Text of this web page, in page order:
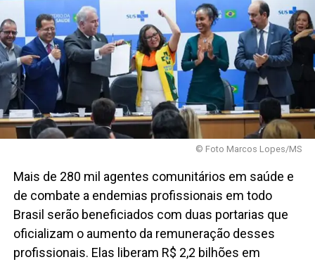
© Foto Marcos Lopes/MS
Mais de 280 mil agentes comunitários em saúde e
de combate a endemias profissionais em todo
Brasil serão beneficiados com duas portarias que
oficializam o aumento da remuneração desses
profissionais. Elas liberam R$ 2,2 bilhões em